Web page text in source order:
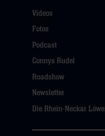
Fans
Navigation
öffnen,
dann
hier
Videos
Fotos
Podcast
Connys Rudel
Roadshow
Newsletter
Die Rhein-Neckar